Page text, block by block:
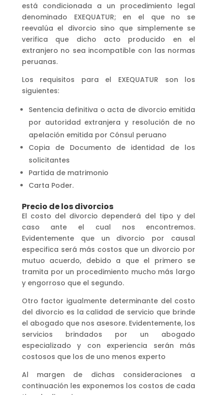
está condicionada a un procedimiento legal
denominado EXEQUATUR; en el que no se
reevalúa el divorcio sino que simplemente se
verifica que dicho acto producido en el
extranjero no sea incompatible con las normas
peruanas.
Los requisitos para el EXEQUATUR son los
siguientes:
Sentencia definitiva o acta de divorcio emitida
por autoridad extranjera y resolución de no
apelación emitida por Cónsul peruano
Copia de Documento de identidad de los
solicitantes
Partida de matrimonio
Carta Poder.
Precio de los divorcios
El costo del divorcio dependerá del tipo y del
caso ante el cual nos encontremos.
Evidentemente que un divorcio por causal
especifica será más costos que un divorcio por
mutuo acuerdo, debido a que el primero se
tramita por un procedimiento mucho más largo
y engorroso que el segundo.
Otro factor igualmente determinante del costo
del divorcio es la calidad de servicio que brinde
el abogado que nos asesore. Evidentemente, los
servicios brindados por un abogado
especializado y con experiencia serán más
costosos que los de uno menos experto
Al margen de dichas consideraciones a
continuación les exponemos los costos de cada